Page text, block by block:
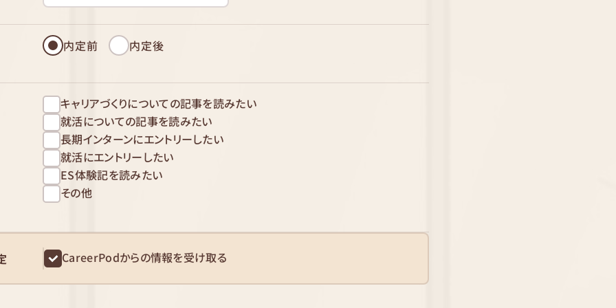
内定前 内定後
キャリアづくりについての記事を読みたい
就活についての記事を読みたい
長期インターンにエントリーしたい
就活にエントリーしたい
ES体験記を読みたい
その他
CareerPodからの情報を受け取る